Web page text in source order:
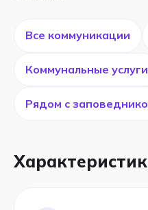
Все коммуникации
Коммунальные услуги
Рядом с